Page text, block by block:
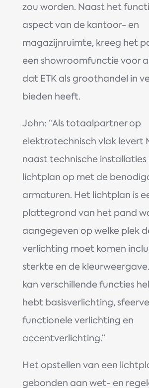
zou worden. Naast het
aspect van de kantoor- en
magazijnruimte, kreeg het
een showroomfunctie voor
dat ETK als groothandel in
bieden heeft.
John: “Als totaalpartner op
elektrotechnisch vlak levert
naast technische installaties
lichtplan op met de
armaturen. Het lichtplan is
plattegrond van het pand
aangegeven op welke plek
verlichting moet komen
sterkte en de
kan verschillende functies
hebt basisverlichting,
functionele verlichting en
accentverlichting.”
Het opstellen van een
gebonden aan wet- en